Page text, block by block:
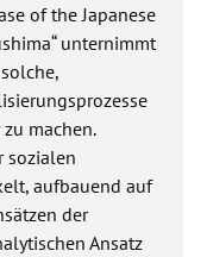
of the Japanese
unternimmt
machen.
sozialen
aufbauend auf
der
Ansatz